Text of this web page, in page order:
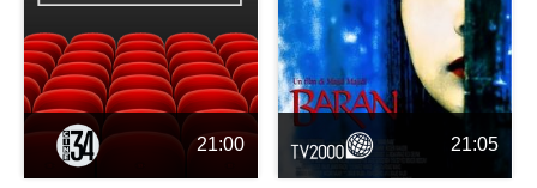
21:00 21:05